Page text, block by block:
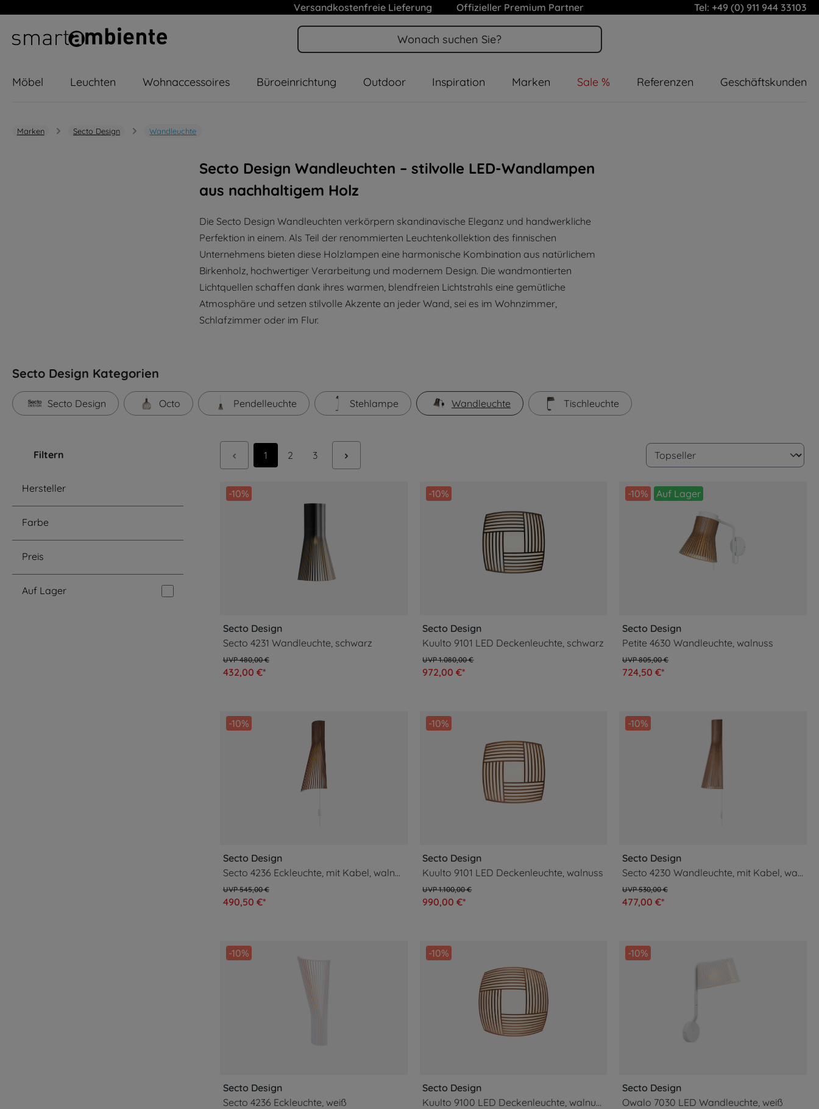
Hauptinhalt springen
Zur Suche springen
Zur Hauptnavigation springen
Versandkostenfreie Lieferung Offizieller Premium Partner Tel: +49 (0) 911 944 33103
Möbel Leuchten Wohnaccessoires Büroeinrichtung Outdoor Inspiration Marken Sale % Referenzen Geschäftskunden
Marken Secto Design Wandleuchte
Secto Design Wandleuchten – stilvolle LED-Wandlampen
aus nachhaltigem Holz
Die Secto Design Wandleuchten verkörpern skandinavische Eleganz und handwerkliche
Perfektion in einem. Als Teil der renommierten Leuchtenkollektion des finnischen
Unternehmens bieten diese Holzlampen eine harmonische Kombination aus natürlichem
Birkenholz, hochwertiger Verarbeitung und modernem Design. Die wandmontierten
Lichtquellen schaffen dank ihres warmen, blendfreien Lichtstrahls eine gemütliche
Atmosphäre und setzen stilvolle Akzente an jeder Wand, sei es im Wohnzimmer,
Schlafzimmer oder im Flur.
Secto Design Kategorien
Secto Design Octo Pendelleuchte Stehlampe Wandleuchte Tischleuchte
Filtern
Hersteller
Farbe
Preis
Auf Lager
Seite
1 Seite
2 Seite
3
-10%
Secto Design
Secto 4231 Wandleuchte, schwarz
432,00 €*
480,00 €
-10%
Secto Design
Kuulto 9101 LED Deckenleuchte, schwarz
972,00 €*
1.080,00 €
-10% Auf Lager
Secto Design
Petite 4630 Wandleuchte, walnuss
724,50 €*
805,00 €
-10%
Secto Design
Secto 4236 Eckleuchte, mit Kabel, walnuss
490,50 €*
545,00 €
-10%
Secto Design
Kuulto 9101 LED Deckenleuchte, walnuss
990,00 €*
1.100,00 €
-10%
Secto Design
Secto 4230 Wandleuchte, mit Kabel, walnuss
477,00 €*
530,00 €
-10%
Secto Design
Secto 4236 Eckleuchte, weiß
-10%
Secto Design
Kuulto 9100 LED Deckenleuchte, walnuss
-10%
Secto Design
Owalo 7030 LED Wandleuchte, weiß